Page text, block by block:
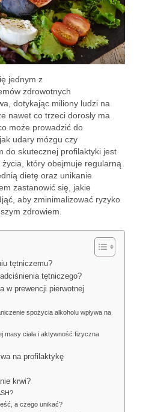
jednym z
zdrowotnych
dotykając miliony ludzi na
nawet co trzeci dorosły ma
może prowadzić do
udary mózgu czy
do skutecznej profilaktyki jest
który obejmuje regularną
dietę oraz unikanie
zastanowić się, jakie
aby zminimalizować ryzyko
zdrowiem.
tętniczemu?
tętniczego?
w prewencji pierwotnej
spożycia alkoholu wpływa na
masy ciała i aktywność fizyczna
na profilaktykę
krwi?
a czego unikać?